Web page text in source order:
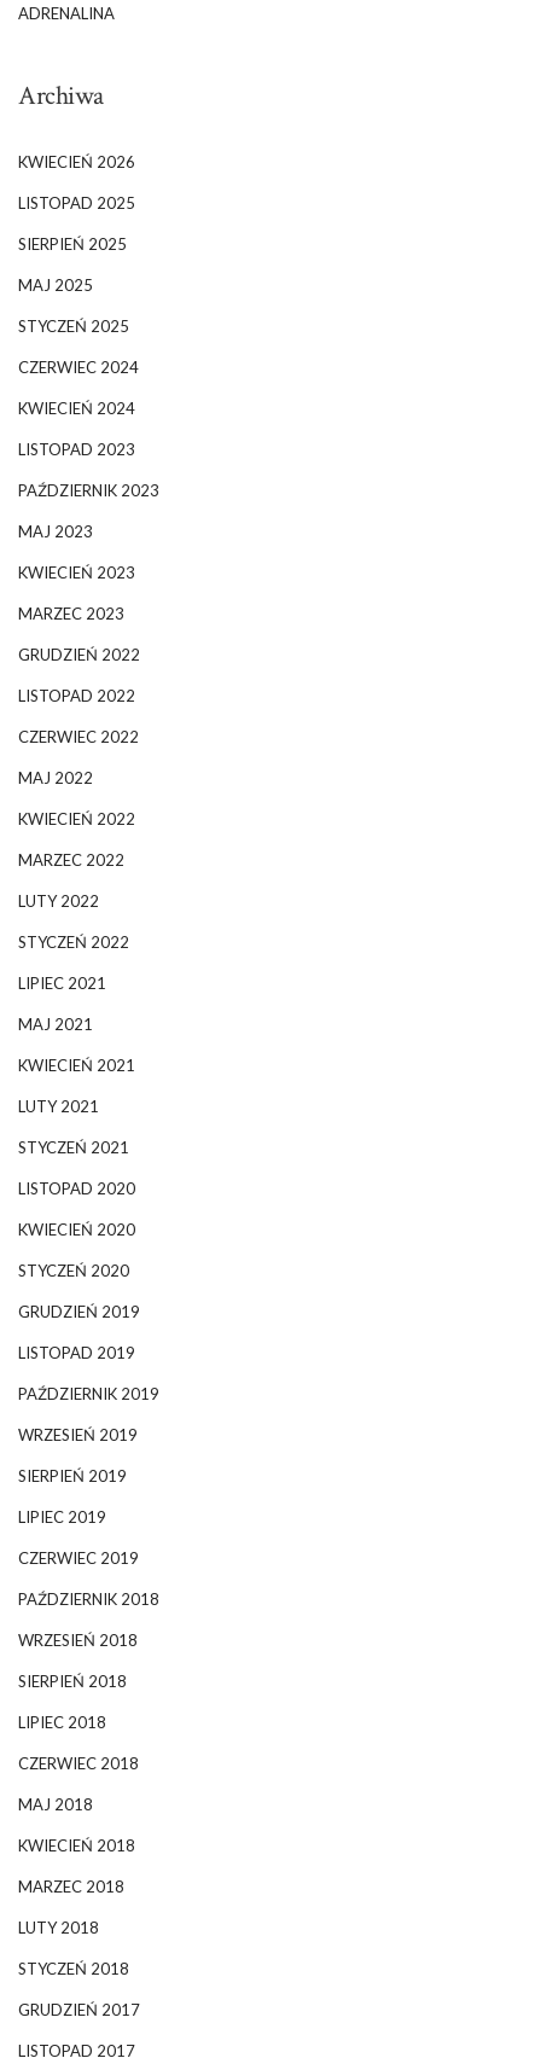
ADRENALINA
Archiwa
KWIECIEŃ 2026
LISTOPAD 2025
SIERPIEŃ 2025
MAJ 2025
STYCZEŃ 2025
CZERWIEC 2024
KWIECIEŃ 2024
LISTOPAD 2023
PAŹDZIERNIK 2023
MAJ 2023
KWIECIEŃ 2023
MARZEC 2023
GRUDZIEŃ 2022
LISTOPAD 2022
CZERWIEC 2022
MAJ 2022
KWIECIEŃ 2022
MARZEC 2022
LUTY 2022
STYCZEŃ 2022
LIPIEC 2021
MAJ 2021
KWIECIEŃ 2021
LUTY 2021
STYCZEŃ 2021
LISTOPAD 2020
KWIECIEŃ 2020
STYCZEŃ 2020
GRUDZIEŃ 2019
LISTOPAD 2019
PAŹDZIERNIK 2019
WRZESIEŃ 2019
SIERPIEŃ 2019
LIPIEC 2019
CZERWIEC 2019
PAŹDZIERNIK 2018
WRZESIEŃ 2018
SIERPIEŃ 2018
LIPIEC 2018
CZERWIEC 2018
MAJ 2018
KWIECIEŃ 2018
MARZEC 2018
LUTY 2018
STYCZEŃ 2018
GRUDZIEŃ 2017
LISTOPAD 2017